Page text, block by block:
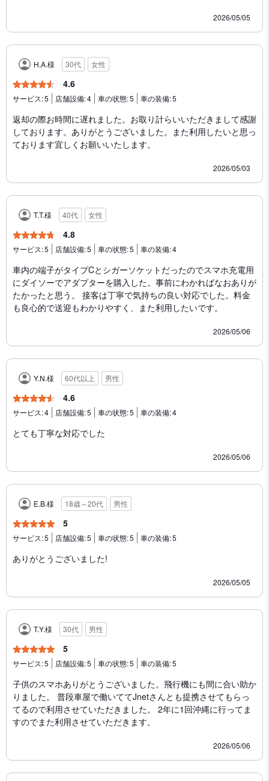
2026/05/05
H.A.様 30代 女性
4.6
サービス:5 店舗設備:4 車の状態:5 車の装備:5
返却の際お時間に遅れました。お取り計らいいただきまして感謝
しております。ありがとうございました。また利用したいと思っ
ております宜しくお願いいたします。
2026/05/03
T.T.様 40代 女性
4.8
サービス:5 店舗設備:5 車の状態:5 車の装備:4
車内の端子がタイプCとシガーソケットだったのでスマホ充電用
にダイソーでアダプターを購入した。事前にわかればなおありが
たかったと思う。 接客は丁寧で気持ちの良い対応でした。料金
も良心的で送迎もわかりやすく、また利用したいです。
2026/05/06
Y.N.様 60代以上 男性
4.6
サービス:4 店舗設備:5 車の状態:5 車の装備:4
とても丁寧な対応でした
2026/05/06
E.B.様 18歳～20代 男性
5
サービス:5 店舗設備:5 車の状態:5 車の装備:5
ありがとうございました!
2026/05/05
T.Y.様 30代 男性
5
サービス:5 店舗設備:5 車の状態:5 車の装備:5
子供のスマホありがとうございました。飛行機にも間に合い助か
りました。 普段車屋で働いててJnetさんとも提携させてもらっ
てるので利用させていただきました。 2年に1回沖縄に行ってま
すのでまた利用させていただきます。
2026/05/06